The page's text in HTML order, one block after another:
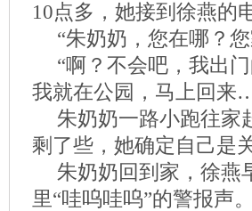
10点多，她接到徐燕的
“朱奶奶，您在哪？
“啊？不会吧，我出
我就在公园，马上回
朱奶奶一路小跑往家
剩了些，她确定自己是
朱奶奶回到家，徐燕
里“哇呜哇呜”的警报声。